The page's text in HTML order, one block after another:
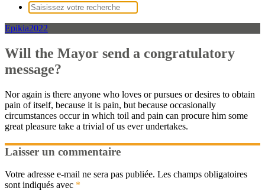
Recherche
pour :
Epikia2022
Will the Mayor send a congratulatory
message?
Nor again is there anyone who loves or pursues or desires to obtain
pain of itself, because it is pain, but because occasionally
circumstances occur in which toil and pain can procure him some
great pleasure take a trivial of us ever undertakes.
Laisser un commentaire
Votre adresse e-mail ne sera pas publiée. Les champs obligatoires
sont indiqués avec *